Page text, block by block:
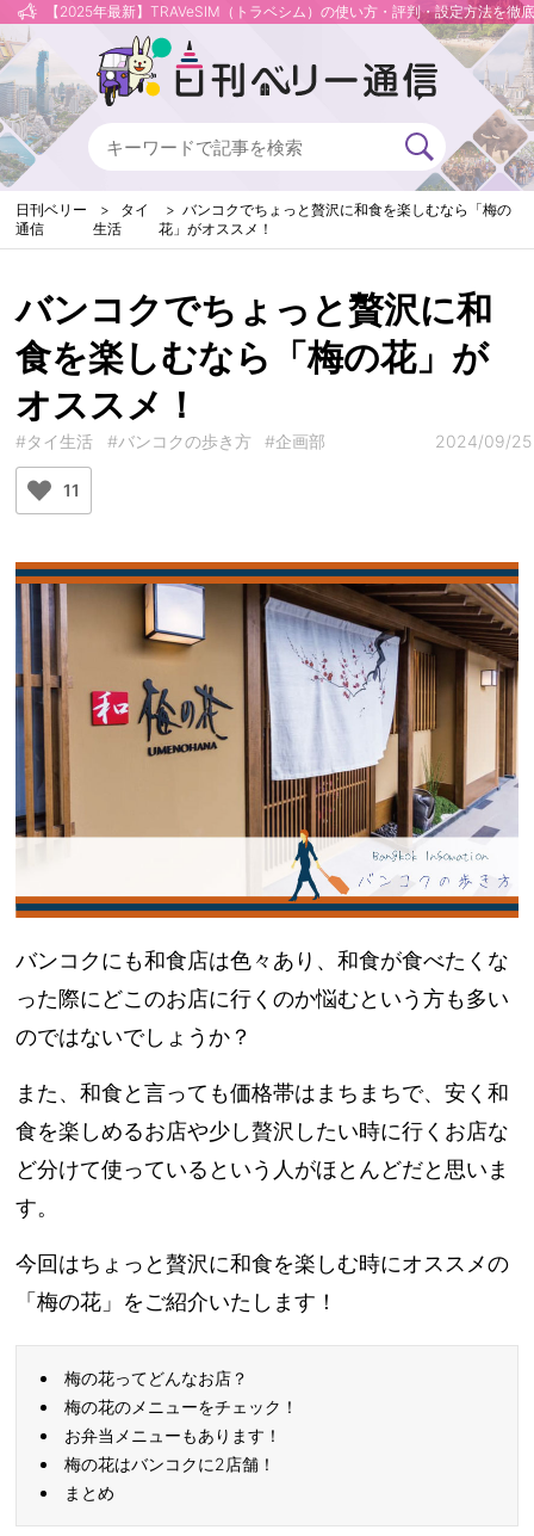
【2025年最新】TRAVeSIM（トラベシム）の使い方・評判・設定方法を徹
日刊ベリー
通信
タイ
生活
バンコクでちょっと贅沢に和食を楽しむなら「梅の
花」がオススメ！
バンコクでちょっと贅沢に和
食を楽しむなら「梅の花」が
オススメ！
#タイ生活 #バンコクの歩き方 #企画部 2024/09/25
11
バンコクにも和食店は色々あり、和食が食べたくな
った際にどこのお店に行くのか悩むという方も多い
のではないでしょうか？
また、和食と言っても価格帯はまちまちで、安く和
食を楽しめるお店や少し贅沢したい時に行くお店な
ど分けて使っているという人がほとんどだと思いま
す。
今回はちょっと贅沢に和食を楽しむ時にオススメの
「梅の花」をご紹介いたします！
梅の花ってどんなお店？
梅の花のメニューをチェック！
お弁当メニューもあります！
梅の花はバンコクに2店舗！
まとめ